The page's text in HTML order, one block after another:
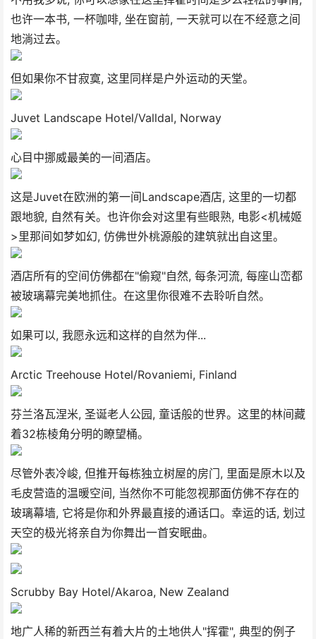
也许一本书, 一杯咖啡, 坐在窗前, 一天就可以在不经意之间
地淌过去。
但如果你不甘寂寞, 这里同样是户外运动的天堂。
Juvet Landscape Hotel/Valldal, Norway
心目中挪威最美的一间酒店。
这是Juvet在欧洲的第一间Landscape酒店, 这里的一切都
跟地貌, 自然有关。也许你会对这里有些眼熟, 电影<机械姬
>里那间如梦如幻, 仿佛世外桃源般的建筑就出自这里。
酒店所有的空间仿佛都在"偷窥"自然, 每条河流, 每座山峦都
被玻璃幕完美地抓住。在这里你很难不去聆听自然。
如果可以, 我愿永远和这样的自然为伴...
Arctic Treehouse Hotel/Rovaniemi, Finland
芬兰洛瓦涅米, 圣诞老人公园, 童话般的世界。这里的林间藏
着32栋棱角分明的瞭望桶。
尽管外表冷峻, 但推开每栋独立树屋的房门, 里面是原木以及
毛皮营造的温暖空间, 当然你不可能忽视那面仿佛不存在的
玻璃幕墙, 它将是你和外界最直接的通话口。幸运的话, 划过
天空的极光将亲自为你舞出一首安眠曲。
Scrubby Bay Hotel/Akaroa, New Zealand
地广人稀的新西兰有着大片的土地供人"挥霍", 典型的例子